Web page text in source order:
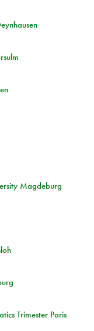
Magdeburg
Trimester Paris